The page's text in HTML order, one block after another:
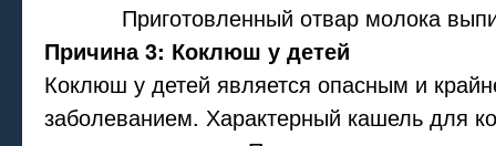
Приготовленный отвар молока
Причина 3: Коклюш у детей
Коклюш у детей является опасным и
заболеванием. Характерный кашель для